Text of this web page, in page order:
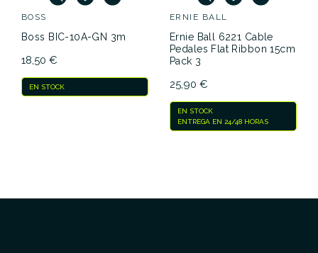
BOSS
Boss BIC-10A-GN 3m
18,50 €
EN STOCK
ERNIE BALL
Ernie Ball 6221 Cable
Pedales Flat Ribbon 15cm
Pack 3
25,90 €
EN STOCK
ENTREGA EN 24/48 HORAS